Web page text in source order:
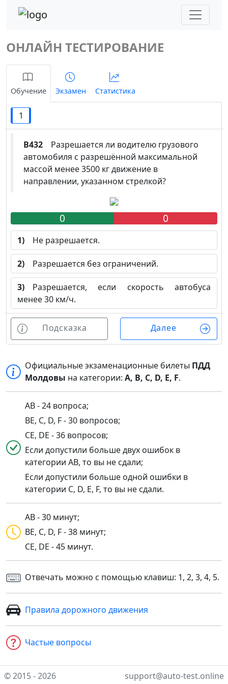
ОНЛАЙН ТЕСТИРОВАНИЕ
Обучение Экзамен Статистика
1
B432 Разрешается ли водителю грузового
автомобиля с разрешённой максимальной
массой менее 3500 кг движение в
направлении, указанном стрелкой?
0 0
1) Не разрешается.
2) Разрешается без ограничений.
3) Разрешается, если скорость автобуса
менее 30 км/ч.
Подсказка Далее
Официальные экзаменационные билеты ПДД
Молдовы на категории:A, B, C, D, E, F.
AB - 24 вопроса;
BE, C, D, F - 30 вопросов;
CE, DE - 36 вопросов;
Если допустили больше двух ошибок в
категории AB, то вы не сдали;
Если допустили больше одной ошибки в
категории C, D, E, F, то вы не сдали.
AB - 30 минут;
BE, C, D, F - 38 минут;
CE, DE - 45 минут.
Отвечать можно с помощью клавиш: 1, 2, 3, 4, 5.
Правила дорожного движения
Частые вопросы
© 2015 - 2026 support@auto-test.online